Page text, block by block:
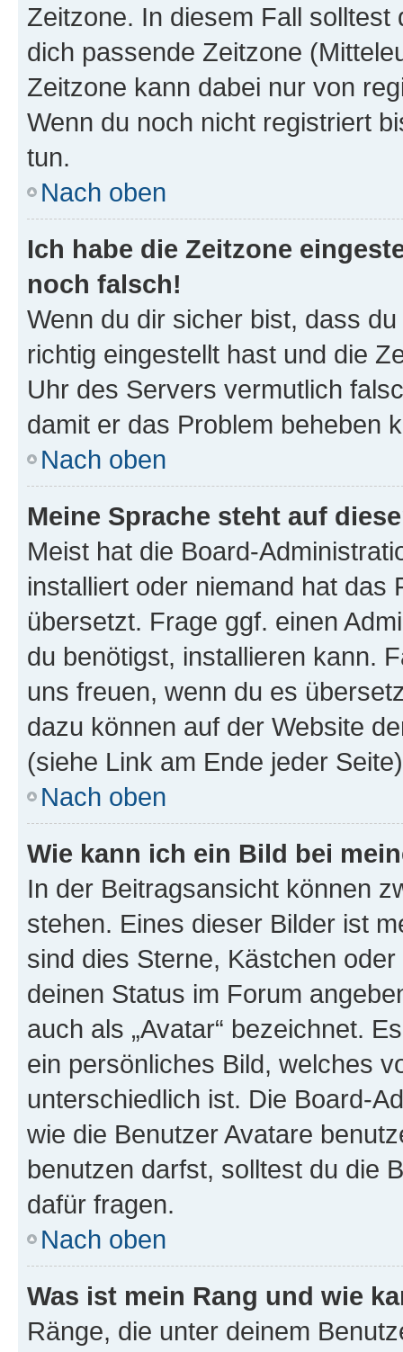
Zeitzone. In diesem Fall solltest
dich passende Zeitzone
Zeitzone kann dabei nur von
Wenn du noch nicht registriert
tun.
Nach oben
Ich habe die Zeitzone
noch falsch!
Wenn du dir sicher bist, dass
richtig eingestellt hast und die
Uhr des Servers vermutlich
damit er das Problem beheben
Nach oben
Meine Sprache steht auf
Meist hat die Board-
installiert oder niemand hat das
übersetzt. Frage ggf. einen
du benötigst, installieren kann.
uns freuen, wenn du es
dazu können auf der Website
(siehe Link am Ende jeder
Nach oben
Wie kann ich ein Bild bei
In der Beitragsansicht können
stehen. Eines dieser Bilder ist
sind dies Sterne, Kästchen
deinen Status im Forum
auch als „Avatar“ bezeichnet.
ein persönliches Bild, welches
unterschiedlich ist. Die Board-
wie die Benutzer Avatare
benutzen darfst, solltest du die
dafür fragen.
Nach oben
Was ist mein Rang und wie
Ränge, die unter deinem